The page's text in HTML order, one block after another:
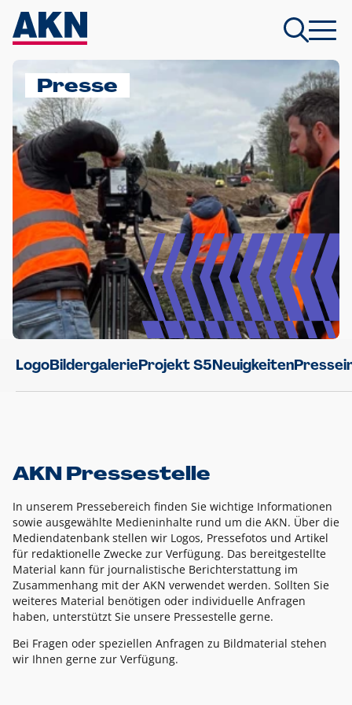
Presse
LogoBildergalerieProjekt S5Neuigkeiten
AKN Pressestelle
In unserem Pressebereich finden Sie wichtige Informationen
sowie ausgewählte Medieninhalte rund um die AKN. Über die
Mediendatenbank stellen wir Logos, Pressefotos und Artikel
für redaktionelle Zwecke zur Verfügung. Das bereitgestellte
Material kann für journalistische Berichterstattung im
Zusammenhang mit der AKN verwendet werden. Sollten Sie
weiteres Material benötigen oder individuelle Anfragen
haben, unterstützt Sie unsere Pressestelle gerne.
Bei Fragen oder speziellen Anfragen zu Bildmaterial stehen
wir Ihnen gerne zur Verfügung.